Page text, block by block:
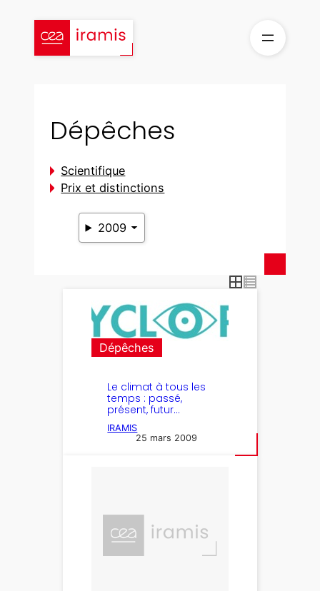
contenu
Dépêches
Scientifique
Prix et distinctions
2009
Dépêches
Le climat à tous les
temps : passé,
présent, futur…
IRAMIS
25 mars 2009